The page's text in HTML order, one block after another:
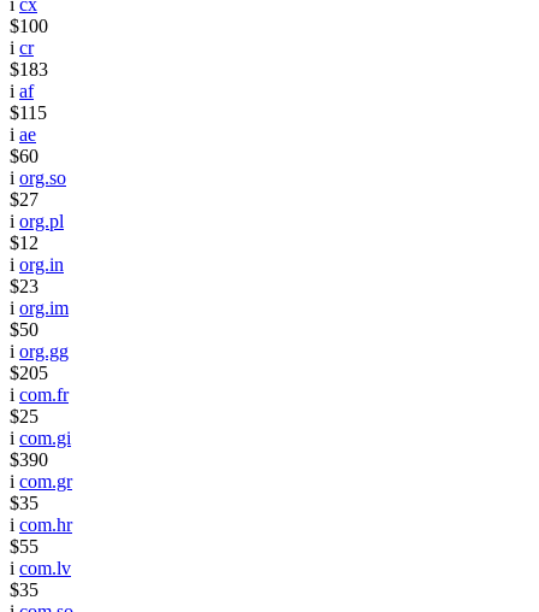
i cx
$100
i cr
$183
i af
$115
i ae
$60
i org.so
$27
i org.pl
$12
i org.in
$23
i org.im
$50
i org.gg
$205
i com.fr
$25
i com.gi
$390
i com.gr
$35
i com.hr
$55
i com.lv
$35